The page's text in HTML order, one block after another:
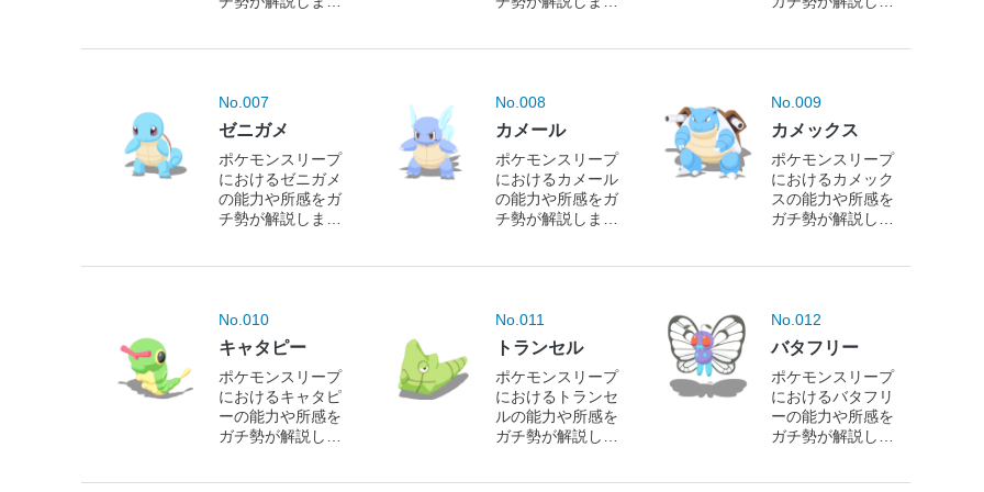
No.007
ゼニガメ
ポケモンスリープ
におけるゼニガメ
の能力や所感をガ
チ勢が解説しま
No.008
カメール
ポケモンスリープ
におけるカメール
の能力や所感をガ
チ勢が解説しま
No.009
カメックス
ポケモンスリープ
におけるカメック
スの能力や所感を
ガチ勢が解説しま
No.010
キャタピー
ポケモンスリープ
におけるキャタピ
ーの能力や所感を
ガチ勢が解説しま
No.011
トランセル
ポケモンスリープ
におけるトランセ
ルの能力や所感を
ガチ勢が解説しま
No.012
バタフリー
ポケモンスリープ
におけるバタフリ
ーの能力や所感を
ガチ勢が解説しま